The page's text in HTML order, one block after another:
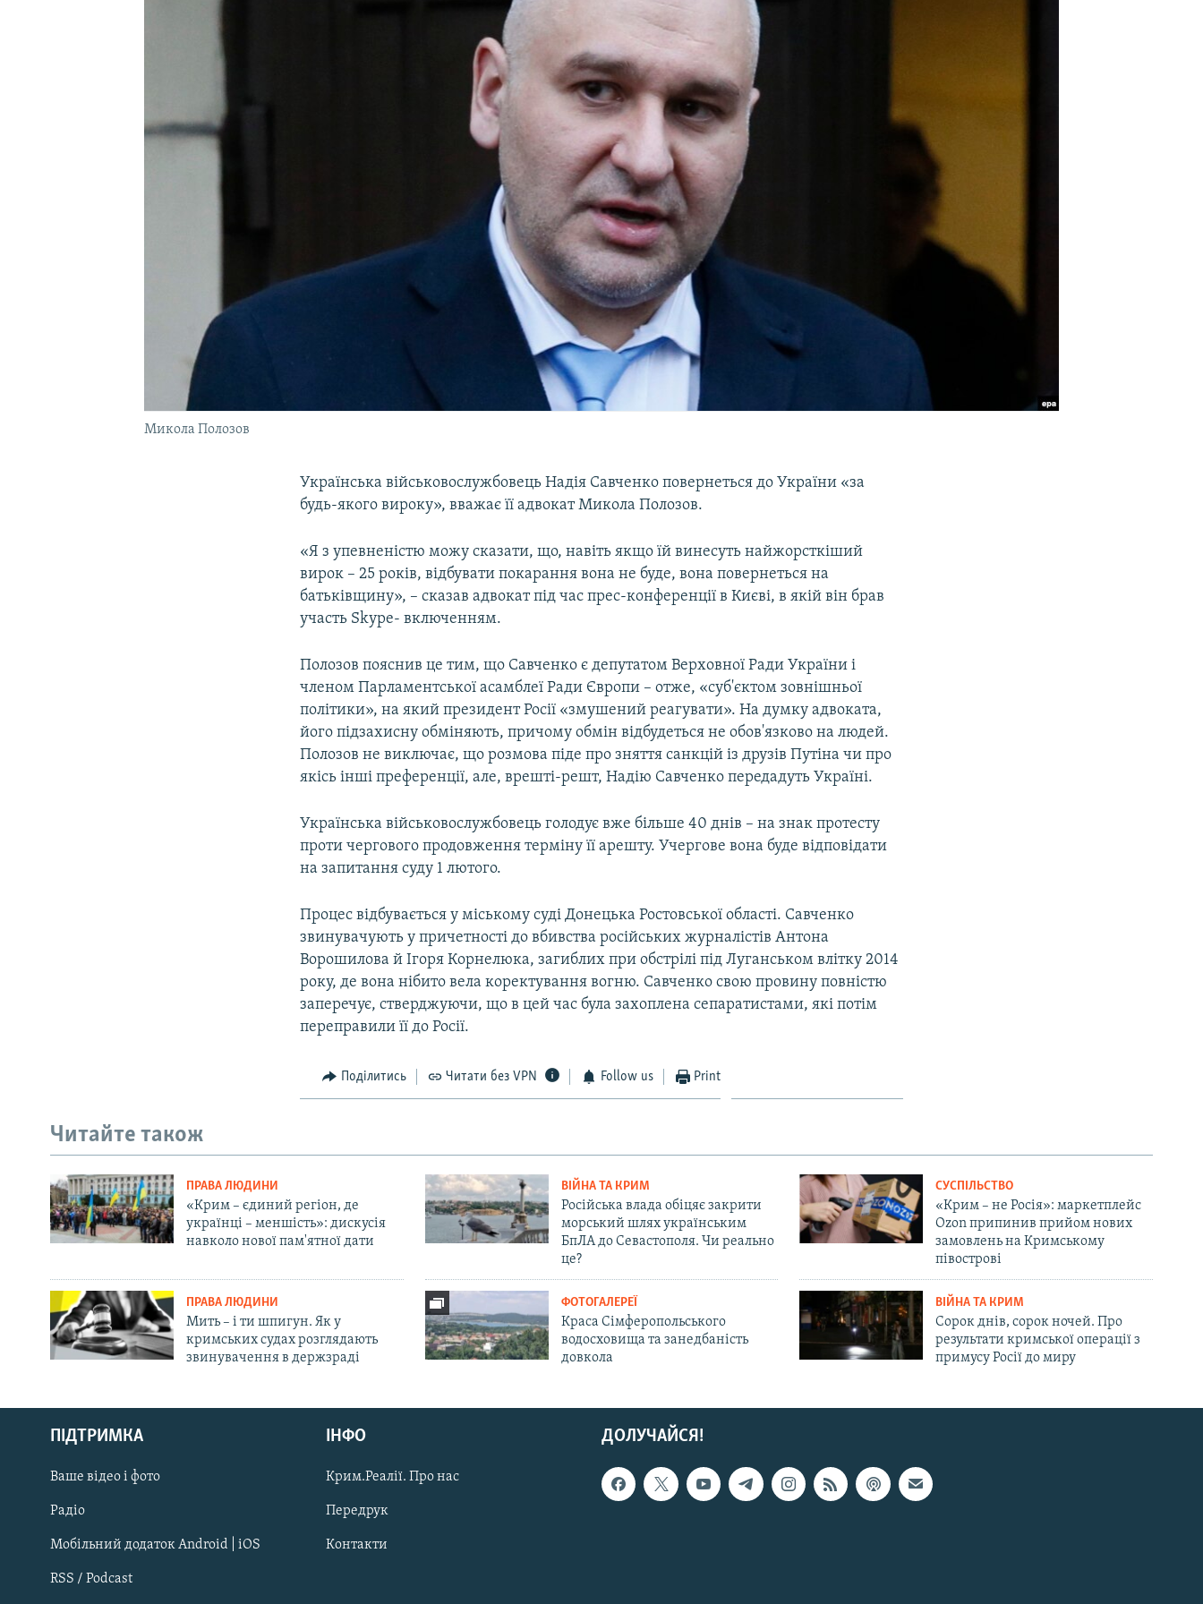
Русский
Qırımtatar
ДОЛУЧАЙСЯ!
Микола Полозов
Українська військовослужбовець Надія Савченко повернеться до України «за
будь-якого вироку», вважає її адвокат Микола Полозов.
«Я з упевненістю можу сказати, що, навіть якщо їй винесуть найжорсткіший
вирок – 25 років, відбувати покарання вона не буде, вона повернеться на
батьківщину», – сказав адвокат під час прес-конференції в Києві, в якій він брав
участь Skype- включенням.
Полозов пояснив це тим, що Савченко є депутатом Верховної Ради України і
членом Парламентської асамблеї Ради Європи – отже, «суб'єктом зовнішньої
політики», на який президент Росії «змушений реагувати». На думку адвоката,
його підзахисну обміняють, причому обмін відбудеться не обов'язково на людей.
Полозов не виключає, що розмова піде про зняття санкцій із друзів Путіна чи про
якісь інші преференції, але, врешті-решт, Надію Савченко передадуть Україні.
Українська військовослужбовець голодує вже більше 40 днів – на знак протесту
проти чергового продовження терміну її арешту. Учергове вона буде відповідати
на запитання суду 1 лютого.
Процес відбувається у міському суді Донецька Ростовської області. Савченко
звинувачують у причетності до вбивства російських журналістів Антона
Ворошилова й Ігоря Корнелюка, загиблих при обстрілі під Луганськом влітку 2014
року, де вона нібито вела коректування вогню. Савченко свою провину повністю
заперечує, стверджуючи, що в цей час була захоплена сепаратистами, які потім
переправили її до Росії.
Поділитись Читати без VPN Follow us Print
Читайте також
ПРАВА ЛЮДИНИ
«Крим – єдиний регіон, де
українці – меншість»: дискусія
навколо нової пам'ятної дати
ВІЙНА ТА КРИМ
Російська влада обіцяє закрити
морський шлях українським
БпЛА до Севастополя. Чи реально
це?
СУСПІЛЬСТВО
«Крим – не Росія»: маркетплейс
Ozon припинив прийом нових
замовлень на Кримському
півострові
ПРАВА ЛЮДИНИ
Мить – і ти шпигун. Як у
кримських судах розглядають
звинувачення в держзраді
ФОТОГАЛЕРЕЇ
Краса Сімферопольського
водосховища та занедбаність
довкола
ВІЙНА ТА КРИМ
Сорок днів, сорок ночей. Про
результати кримської операції з
примусу Росії до миру
ДОЛУЧАЙСЯ!
ПІДТРИМКА
Ваше відео і фото
Радіо
Мобільний додаток Android | iOS
RSS / Podcast
ІНФО
Крим.Реалії. Про нас
Передрук
Контакти